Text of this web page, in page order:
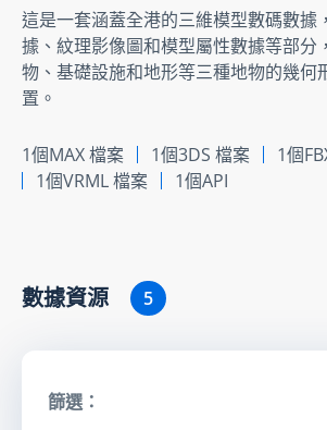
這是一套涵蓋全港的三維模型數碼數據
據、紋理影像圖和模型屬性數據等部分
物、基礎設施和地形等三種地物的幾何
置。
1個MAX 檔案 1個3DS 檔案
1個
1個VRML 檔案
1個API
數據資源 5
篩選：